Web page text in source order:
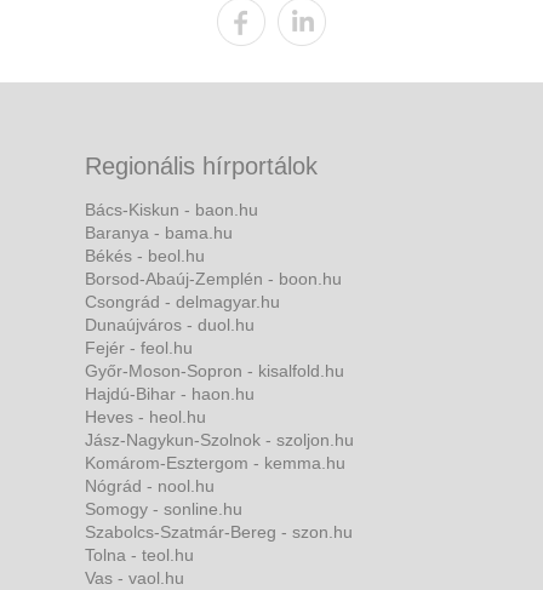
Regionális hírportálok
Bács-Kiskun - baon.hu
Baranya - bama.hu
Békés - beol.hu
Borsod-Abaúj-Zemplén - boon.hu
Csongrád - delmagyar.hu
Dunaújváros - duol.hu
Fejér - feol.hu
Győr-Moson-Sopron - kisalfold.hu
Hajdú-Bihar - haon.hu
Heves - heol.hu
Jász-Nagykun-Szolnok - szoljon.hu
Komárom-Esztergom - kemma.hu
Nógrád - nool.hu
Somogy - sonline.hu
Szabolcs-Szatmár-Bereg - szon.hu
Tolna - teol.hu
Vas - vaol.hu